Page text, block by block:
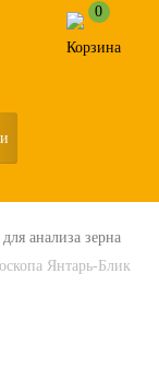
0
анализа зерна
Янтарь-Блик